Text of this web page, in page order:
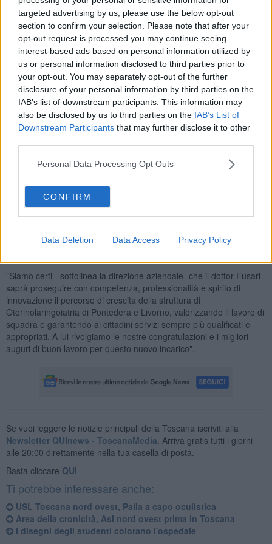
targeted advertising by us, please use the below opt-out
section to confirm your selection. Please note that after your
opt-out request is processed you may continue seeing
interest-based ads based on personal information utilized by
us or personal information disclosed to third parties prior to
your opt-out. You may separately opt-out of the further
disclosure of your personal information by third parties on the
IAB’s list of downstream participants. This information may
also be disclosed by us to third parties on the IAB’s List of
Downstream Participants that may further disclose it to other
Personal Data Processing Opt Outs
CONFIRM
Data Deletion Data Access Privacy Policy
operativa di Otorinolaringoiatria dell'ospedale di Livorno, dove negli
ultimi sette anni ha ricoperto il ruolo di direttore facente funzione.
Nel corso della sua attività professionale ha maturato
un'esperienza trentennale nella chirurgia oncologica del distretto
testa-collo, con particolare riferimento al trattamento delle
neoplasie della laringe e delle ghiandole salivari. Ha inoltre
sviluppato una consolidata competenza nella chirurgia nasale
funzionale e ricostruttiva post-traumatica e nella dermatochirurgia
per le neoplasie cutanee del distretto facciale, con particolare
attenzione alle tecniche di ricostruzione plastica.
"Sono felice ed orgoglioso di poter proseguire nel percorso di
realizzazione e completamento dei progetti portati avanti in questi
anni – commenta Fusari – nell'ottica di una crescente innovazione
tecnologica, della riduzione delle liste di attesa per visite ed
interventi, della standardizzazione di percorsi specifici dedicati per
patologia, allo scopo di migliorare ulteriormente la qualità e
l'appropriatezza delle prestazioni. Un ringraziamento particolare va
"Siamo certi - sottolinea la direzione aziendale- che il dottor Fusari
saprà proseguire con competenza, professionalità e spirito di
innovazione il percorso di crescita della struttura di
Otorinolaringoiatria di Pontedera e Livorno, valorizzando il lavoro di
squadra e garantendo ai cittadini servizi sempre più qualificati e
appropriati. A lui rivolgiamo le nostre congratulazioni e i migliori
auguri di buon lavoro per questo nuovo incarico".
Se vuoi leggere le notizie principali della Toscana iscriviti alla
Newsletter QUInews - ToscanaMedia. Arriva gratis tutti i giorni
alle 20:00 direttamente nella tua casella di posta.
Basta cliccare QUI
Ti potrebbe interessare anche:
USL Toscana nord ovest, Palla a capo oculistica
Area della cronicità, Asl nord ovest prima in Toscana
I disegni degli studenti colorano l'ospedale